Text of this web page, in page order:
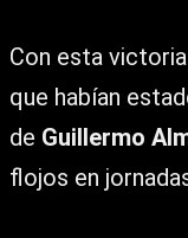
Con esta
que habían
de Guillermo
flojos en